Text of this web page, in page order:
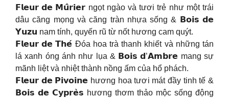
𝗙𝗹𝗲𝘂𝗿 𝗱𝗲 𝗠𝘂̂𝗿𝗶𝗲𝗿 ngọt ngào và tươi trẻ như một trái
dâu căng mọng và căng tràn nhựa sống & 𝗕𝗼𝗶𝘀 𝗱𝗲
𝗬𝘂𝘇𝘂 nam tính, quyến rũ từ nốt hương cam quýt.
𝗙𝗹𝗲𝘂𝗿 𝗱𝗲 𝗧𝗵𝗲́ Đóa hoa trà thanh khiết và những tán
lá xanh óng ánh như lụa & 𝗕𝗼𝗶𝘀 𝗱’𝗔𝗺𝗯𝗿𝗲 mang sự
mãnh liệt và nhiệt thành nồng ấm của hổ phách.
𝗙𝗹𝗲𝘂𝗿 𝗱𝗲 𝗣𝗶𝘃𝗼𝗶𝗻𝗲 hương hoa tươi mát đầy tinh tế &
𝗕𝗼𝗶𝘀 𝗱𝗲 𝗖𝘆𝗽𝗿𝗲̀𝘀 hương thơm thảo mộc sống động